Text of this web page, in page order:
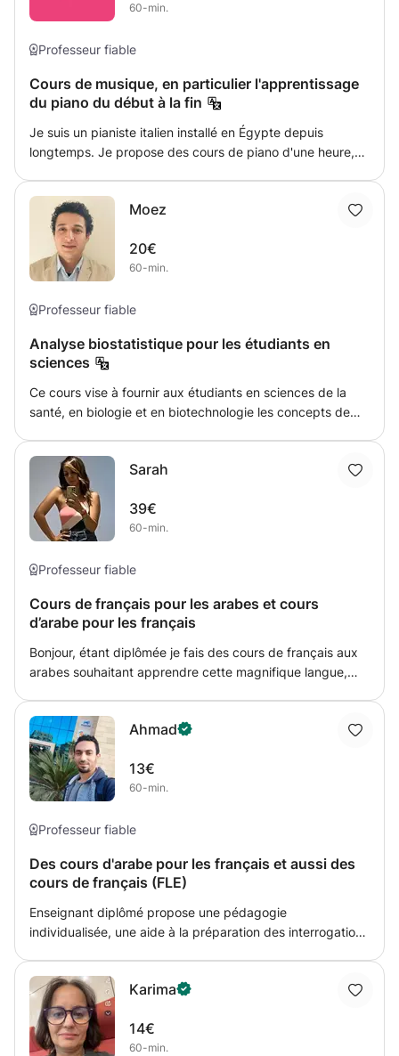
efficace ! La culture rend l'apprentissage du français aussi
vous des informations sur le monde francophone et nous
J'espère vous revoir bientôt !
60-min.
Professeur fiable
Cours de musique, en particulier l'apprentissage
du piano du début à la fin
Je suis un pianiste italien installé en Égypte depuis
longtemps. Je propose des cours de piano d'une heure,
ans, je vous aiderai à pratiquer votre passion en toute
simplicité.
Moez
20€
60-min.
Professeur fiable
Analyse biostatistique pour les étudiants en
sciences
Ce cours vise à fournir aux étudiants en sciences de la
santé, en biologie et en biotechnologie les concepts de
données dans la recherche scientifique, les expériences
en laboratoire et les études cliniques. Le cours couvre les
principes statistiques utilisés dans la conception d'études,
la collecte de données, leur analyse et l'interprétation de
méthodes peuvent être appliquées dans les domaines
également aux étudiants des compétences de pensée
critique et l’utilisation de programmes statistiques dans
l’analyse des données de recherche.
Sarah
39€
60-min.
Professeur fiable
Cours de français pour les arabes et cours
d’arabe pour les français
Bonjour, étant diplômée je fais des cours de français aux
arabes souhaitant apprendre cette magnifique langue,
Possibilité de faire en webcam si aucunes autres des deux
options n’est possible. N’hésitez pas à me contacter pour
toutes autres questions. Bonne journée !
Ahmad
13€
60-min.
Professeur fiable
Des cours d'arabe pour les français et aussi des
cours de français (FLE)
Enseignant diplômé propose une pédagogie
individualisée, une aide à la préparation des interrogations
leçon et fournis périodiquement des rapports
d'avancement. Ce cours est pour enseigner l'arabe, le
Coran pour les étrangers qui ne parlent pas en arabe et
aussi le français comme FLE. L'objectif est d'apprendre à
Karima
14€
60-min.